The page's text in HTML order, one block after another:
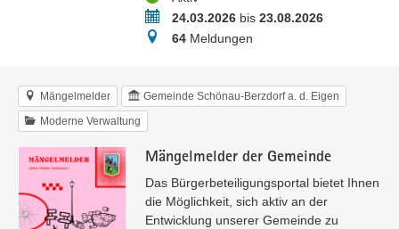
Zeitraum24.03.2026bis 23.08.2026
Meldungen
64Meldungen
Mängelmelder Gemeinde Schönau-Berzdorf a. d. Eigen
Moderne Verwaltung
Mängelmelder der Gemeinde
Das Bürgerbeteiligungsportal bietet Ihnen
die Möglichkeit, sich aktiv an der
Entwicklung unserer Gemeinde zu